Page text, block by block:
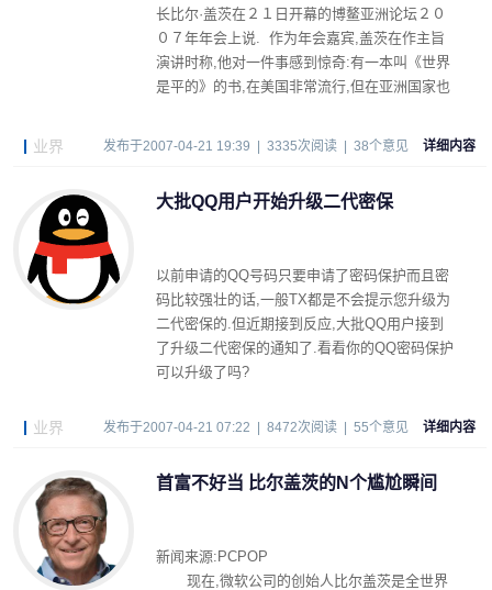
长比尔·盖茨在２１日开幕的博鳌亚洲论坛２０
０７年年会上说. 作为年会嘉宾,盖茨在作主旨
演讲时称,他对一件事感到惊奇:有一本叫《世界
是平的》的书,在美国非常流行,但在亚洲国家也
业界 发布于2007-04-21 19:39 | 3335次阅读 | 38个意见 详细内容
大批QQ用户开始升级二代密保
以前申请的QQ号码只要申请了密码保护而且密
码比较强壮的话,一般TX都是不会提示您升级为
二代密保的.但近期接到反应,大批QQ用户接到
了升级二代密保的通知了.看看你的QQ密码保护
可以升级了吗?
业界 发布于2007-04-21 07:22 | 8472次阅读 | 55个意见 详细内容
首富不好当 比尔盖茨的N个尴尬瞬间
新闻来源:PCPOP
现在,微软公司的创始人比尔盖茨是全世界